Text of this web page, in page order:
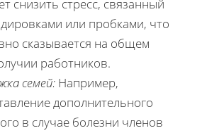
снизить стресс, связанный
или пробками, что
сказывается на общем
работников.
семей: Например,
дополнительного
в случае болезни членов